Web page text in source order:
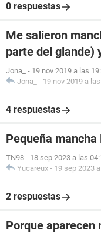
0 respuestas
Me salieron
parte del glande)
Jona_ - 19 nov 2019 a las
Jona_
- 19 nov 2019 a
4 respuestas
Pequeña
TN98 - 18 sep 2023 a las
Yucareux - 19 sep 2023
2 respuestas
Porque aparecen